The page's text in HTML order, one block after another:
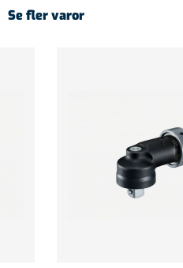
Se fler varor